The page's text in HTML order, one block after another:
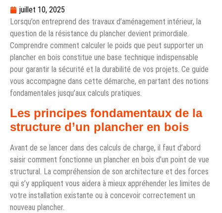
juillet 10, 2025
Lorsqu’on entreprend des travaux d’aménagement intérieur, la
question de la résistance du plancher devient primordiale.
Comprendre comment calculer le poids que peut supporter un
plancher en bois constitue une base technique indispensable
pour garantir la sécurité et la durabilité de vos projets. Ce guide
vous accompagne dans cette démarche, en partant des notions
fondamentales jusqu’aux calculs pratiques.
Les principes fondamentaux de la
structure d’un plancher en bois
Avant de se lancer dans des calculs de charge, il faut d’abord
saisir comment fonctionne un plancher en bois d’un point de vue
structural. La compréhension de son architecture et des forces
qui s’y appliquent vous aidera à mieux appréhender les limites de
votre installation existante ou à concevoir correctement un
nouveau plancher.